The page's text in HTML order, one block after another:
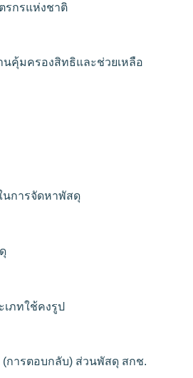
รกรแห่งชาติ
นคุ้มครองสิทธิและช่วยเหลือ
นการจัดหาพัสดุ
ภทใช้คงรูป
การตอบกลับ) ส่วนพัสดุ สกช.